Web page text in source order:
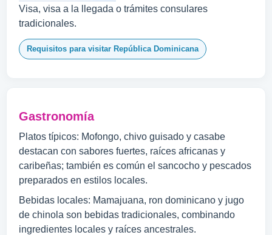
Visa, visa a la llegada o trámites consulares
tradicionales.
Requisitos para visitar República Dominicana
Gastronomía
Platos típicos: Mofongo, chivo guisado y casabe
destacan con sabores fuertes, raíces africanas y
caribeñas; también es común el sancocho y pescados
preparados en estilos locales.
Bebidas locales: Mamajuana, ron dominicano y jugo
de chinola son bebidas tradicionales, combinando
ingredientes locales y raíces ancestrales.